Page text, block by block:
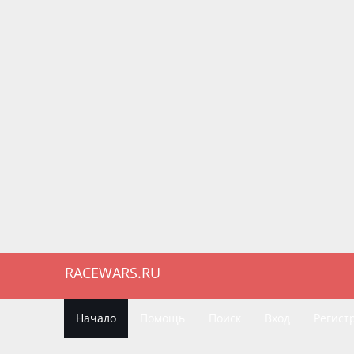
RACEWARS.RU
Начало